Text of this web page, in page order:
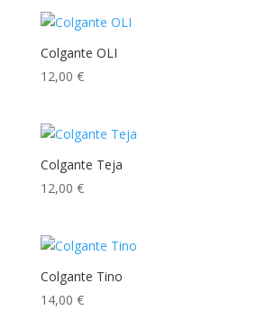
Colgante OLI
12,00 €
Colgante Teja
12,00 €
Colgante Tino
14,00 €